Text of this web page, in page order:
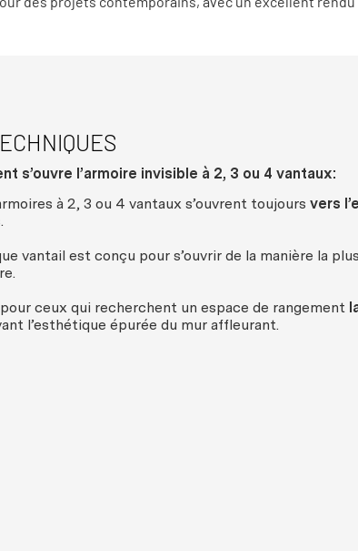
s’ouvre l’armoire invisible à 2, 3 ou 4 vantaux:
à 2, 3 ou 4 vantaux s’ouvrent toujours vers
vantail est conçu pour s’ouvrir de la manière la
pour ceux qui recherchent un espace de rangement
l’esthétique épurée du mur affleurant.